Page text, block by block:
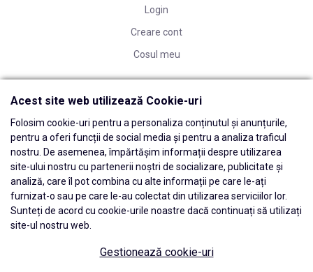
Login
Creare cont
Cosul meu
Acest site web utilizează Cookie-uri
Folosim cookie-uri pentru a personaliza conținutul și anunțurile,
pentru a oferi funcții de social media și pentru a analiza traficul
nostru. De asemenea, împărtășim informații despre utilizarea
site-ului nostru cu partenerii noștri de socializare, publicitate și
analiză, care îl pot combina cu alte informații pe care le-ați
furnizat-o sau pe care le-au colectat din utilizarea serviciilor lor.
Sunteți de acord cu cookie-urile noastre dacă continuați să utilizați
site-ul nostru web.
Gestionează cookie-uri
© 2026 Edwards Dental Powered byblugento